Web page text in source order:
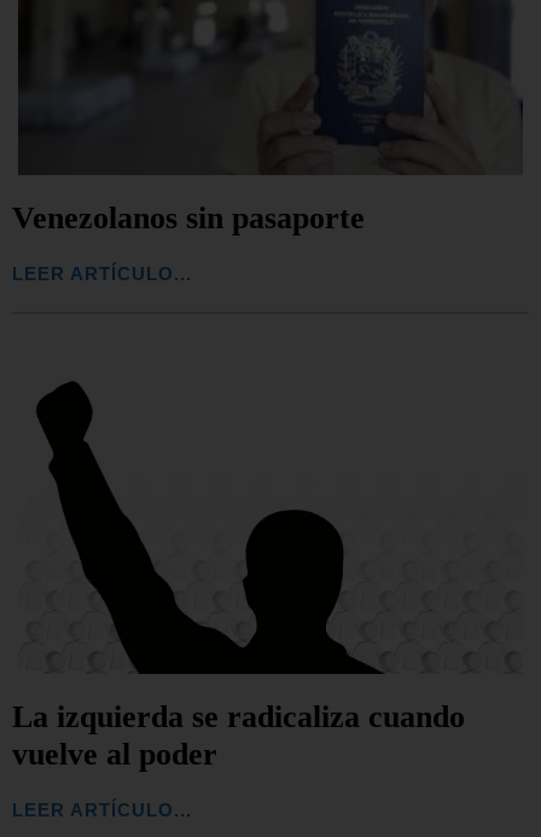
Venezolanos sin pasaporte
LEER ARTÍCULO...
La izquierda se radicaliza cuando
vuelve al poder
LEER ARTÍCULO...